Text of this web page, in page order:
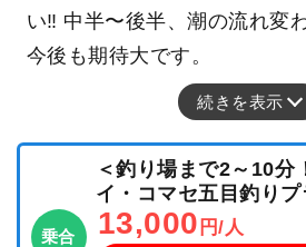
い‼ 中半〜後半、潮の流れ変
今後も期待大です。
続きを表示
乗合
＜釣り場まで2～10
イ・コマセ五目釣り
13,000 円/人